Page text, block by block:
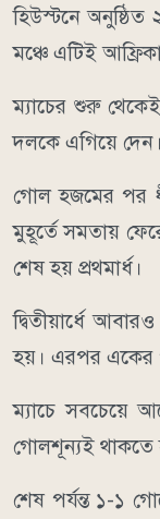
হিউস্টনে
মঞ্চে এটিই
ম্যাচের শুরু
দলকে এগিয়ে
গোল হজমের পর
মুহূর্তে সমতায়
শেষ হয় প্রথমার্ধ।
দ্বিতীয়ার্ধে
হয়। এরপর একের
ম্যাচে সবচেয়ে
গোলশূন্যই থাকতে
শেষ পর্যন্ত ১-১